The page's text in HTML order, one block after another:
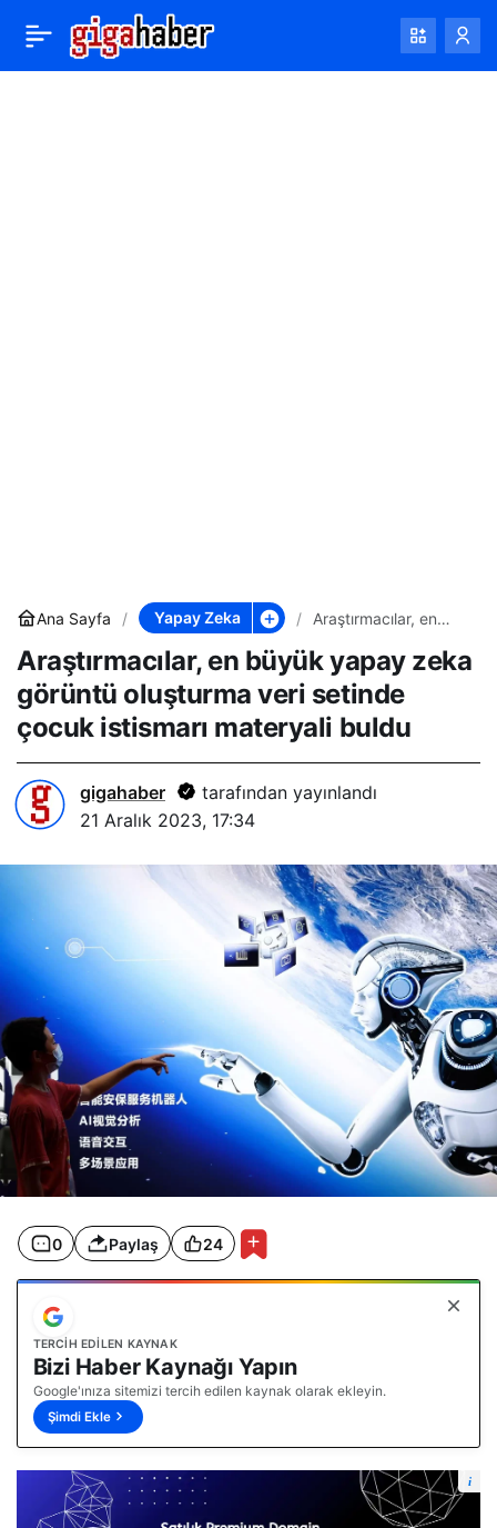
Ana Sayfa Yapay Zeka
Araştırmacılar, en
görüntü oluşturma
veri setinde çocuk
istismarı materyali
buldu
Araştırmacılar, en büyük yapay zeka
görüntü oluşturma veri setinde
çocuk istismarı materyali buldu
gigahaber
tarafından yayınlandı
21 Aralık 2023, 17:34
0 Paylaş 24
TERCIH EDILEN KAYNAK
Bizi Haber Kaynağı Yapın
Google'ınıza sitemizi tercih edilen kaynak olarak ekleyin.
Şimdi Ekle
i
Araştırmacılar, en büyük